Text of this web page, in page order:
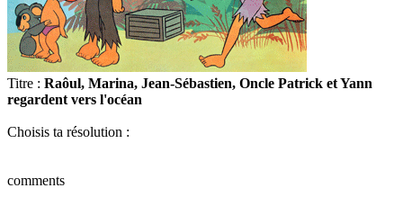
Titre : Raôul, Marina, Jean-Sébastien, Oncle Patrick et Yann
regardent vers l'océan
Choisis ta résolution :
comments